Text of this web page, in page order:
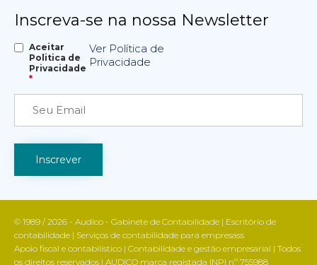
Inscreva-se na nossa Newsletter
Aceitar
Politica de
Privacidade
*
Ver Política de
Privacidade
© 1989 / 2026 - Audico - Gabinete de Contabilidade | Escritório de
contabilidade | Serviços de contabilidade para empresass
Apoio fiscal e contabilístico | Contabilidade e gestão empresarial | Todos
os direitos reservados | AUDICO marca registada INPI nº 755988